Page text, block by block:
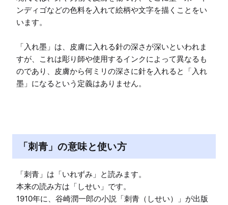
ンディゴなどの色料を入れて絵柄や文字を描くことをい
います。
「入れ墨」は、皮膚に入れる針の深さが深いといわれま
すが、これは彫り師や使用するインクによって異なるも
のであり、皮膚から何ミリの深さに針を入れると「入れ
墨」になるという定義はありません。
「刺青」の意味と使い方
「刺青」は「いれずみ」と読みます。
本来の読み方は「しせい」です。
1910年に、谷崎潤一郎の小説「刺青（しせい）」が出版